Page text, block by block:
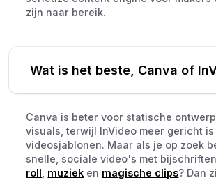
zijn naar bereik.
Wat is het beste, Canva of
Canva is beter voor statische
visuals, terwijl InVideo meer gericht is
videosjablonen. Maar als je op zoek
snelle, sociale video's met bijschriften,
roll muziek en magische clips? Dan